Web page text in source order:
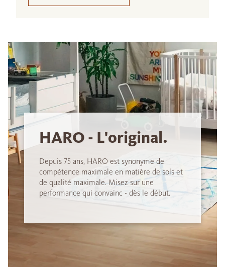
HARO - L'original.
Depuis 75 ans, HARO est synonyme de
compétence maximale en matière de sols et
de qualité maximale. Misez sur une
performance qui convainc - dès le début.